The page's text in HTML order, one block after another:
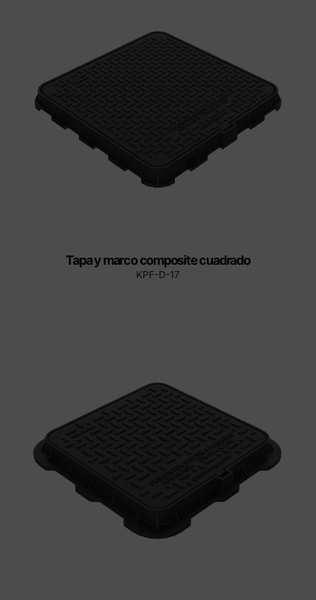
Tapa y marco composite cuadrado
KPF-D-17